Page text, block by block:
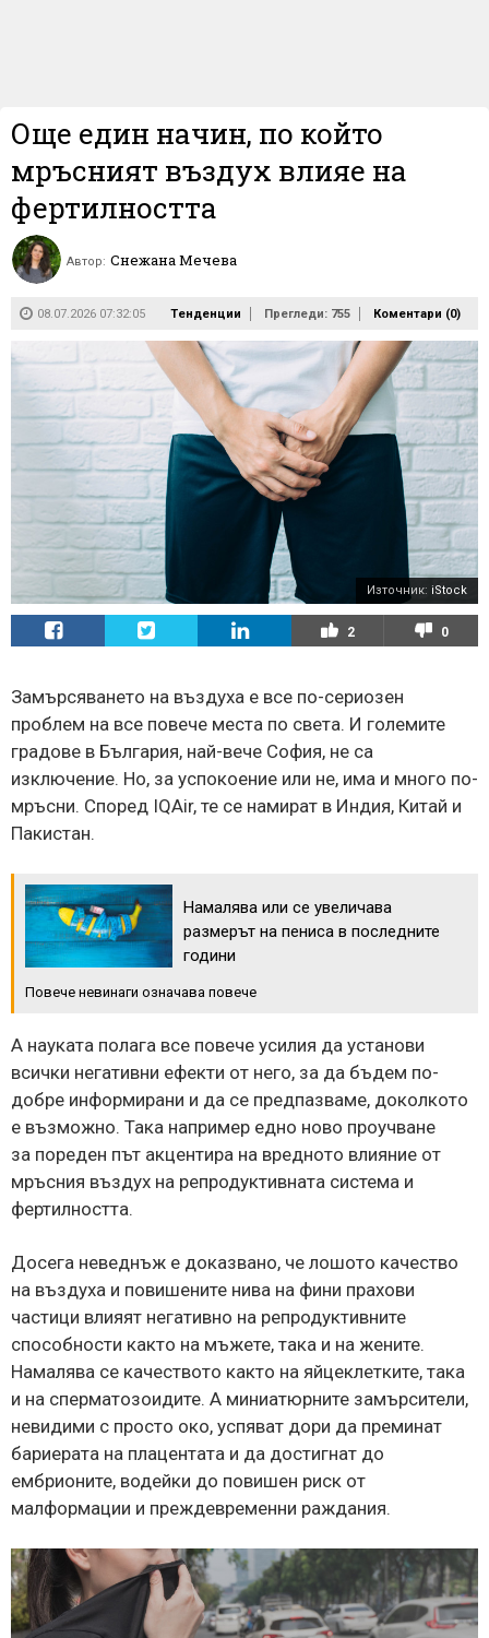
Още един начин, по който
мръсният въздух влияе на
фертилността
Автор: Снежана Мечева
08.07.2026 07:32:05 Тенденции Прегледи: 755 Коментари (0)
Източник: iStock
2 0
Замърсяването на въздуха е все по-сериозен
проблем на все повече места по света. И големите
градове в България, най-вече София, не са
изключение. Но, за успокоение или не, има и много по-
мръсни. Според IQAir, те се намират в Индия, Китай и
Пакистан.
Намалява или се увеличава
размерът на пениса в последните
години
Повече невинаги означава повече
А науката полага все повече усилия да установи
всички негативни ефекти от него, за да бъдем по-
добре информирани и да се предпазваме, доколкото
е възможно. Така например едно ново проучване
за пореден път акцентира на вредното влияние от
мръсния въздух на репродуктивната система и
фертилността.
Досега неведнъж е доказвано, че лошото качество
на въздуха и повишените нива на фини прахови
частици влияят негативно на репродуктивните
способности както на мъжете, така и на жените.
Намалява се качеството както на яйцеклетките, така
и на сперматозоидите. А миниатюрните замърсители,
невидими с просто око, успяват дори да преминат
бариерата на плацентата и да достигнат до
ембрионите, водейки до повишен риск от
малформации и преждевременни раждания.